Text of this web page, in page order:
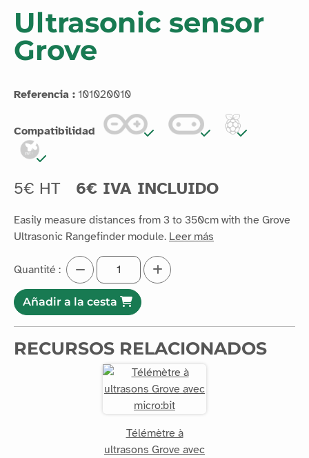
Ultrasonic sensor
Grove
Referencia : 101020010
Compatibilidad
5€ HT 6€ IVA INCLUIDO
Easily measure distances from 3 to 350cm with the Grove
Ultrasonic Rangefinder module. Leer más
Quantité :
Añadir a la cesta
RECURSOS RELACIONADOS
Télémètre à
ultrasons Grove avec